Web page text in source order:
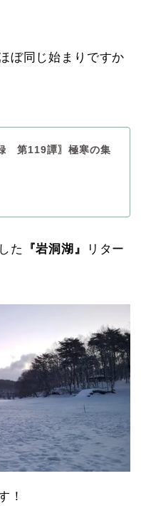
ぼ同じ始まりですか
第119譚〗極寒の集
た 『岩洞湖』
リター
！